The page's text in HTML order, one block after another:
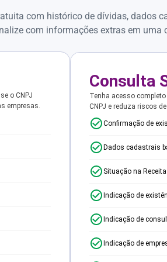
com histórico de dívidas, dados
com informações extras em uma
o CNPJ
empresas.
Consulta
Tenha acesso
CNPJ e reduza riscos
Confirmação de
Dados cadastrais
Situação na Receita
Indicação de
Indicação de
Indicação de